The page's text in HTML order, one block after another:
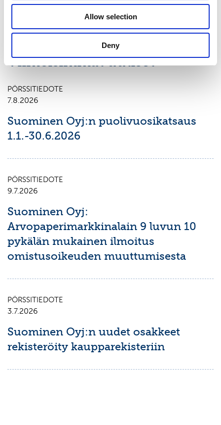
Allow selection
Deny
Viimeisimmät uutiset
PÖRSSITIEDOTE
7.8.2026
Suominen Oyj:n puolivuosikatsaus
1.1.-30.6.2026
PÖRSSITIEDOTE
9.7.2026
Suominen Oyj:
Arvopaperimarkkinalain 9 luvun 10
pykälän mukainen ilmoitus
omistusoikeuden muuttumisesta
PÖRSSITIEDOTE
3.7.2026
Suominen Oyj:n uudet osakkeet
rekisteröity kaupparekisteriin